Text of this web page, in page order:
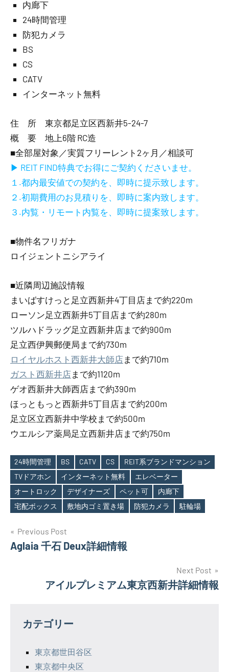
内廊下
24時間管理
防犯カメラ
BS
CS
CATV
インターネット無料
住 所 東京都足立区西新井5-24-7
概 要 地上6階 RC造
■全部屋対象／実質フリーレント2ヶ月／相談可
▶ REIT FIND特典でお得にご契約くださいませ。
１.都内最安値での契約を、即時に提示致します。
２.初期費用のお見積りを、即時に案内致します。
３.内覧・リモート内覧を、即時に提案致します。
■物件名フリガナ
ロイジェントニシアライ
■近隣周辺施設情報
まいばすけっと足立西新井4丁目店まで約220m
ローソン足立西新井5丁目店まで約280m
ツルハドラッグ足立西新井店まで約900m
足立西伊興郵便局まで約730m
ロイヤルホスト西新井大師店まで約710m
ガスト西新井店まで約1120m
ゲオ西新井大師西店まで約390m
ほっともっと西新井5丁目店まで約200m
足立区立西新井中学校まで約500m
ウエルシア薬局足立西新井店まで約750m
Tags
24時間管理 BS CATV CS
REIT系ブランドマンション
TVドアホン
インターネット無料
エレベーター
オートロック
デザイナーズ ペット可
内廊下
宅配ボックス
敷地内ゴミ置き場 防犯カメラ 駐輪場
投
稿
ー
Previous Post
Aglaia 千石 Deux詳細情報
Next Post
アイルプレミアム東京西新井詳細情報
カテゴリー
東京都世田谷区
東京都中央区